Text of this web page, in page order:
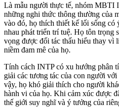
Là mẫu người thực tế, nhóm MBTI
những nghi thức thông thường của
vào đó, họ thích thiết kế lối sống có
nhau phát triển trí tuệ. Họ tôn trọng
vọng được đối tác thấu hiểu thay vì
niềm đam mê của họ.
Tính cách INTP có xu hướng phân
giải các tương tác của con người
vậy, họ khó giải thích cho người
hành vi của họ. Khi cảm xúc được
thế giới suy nghĩ và ý tưởng của